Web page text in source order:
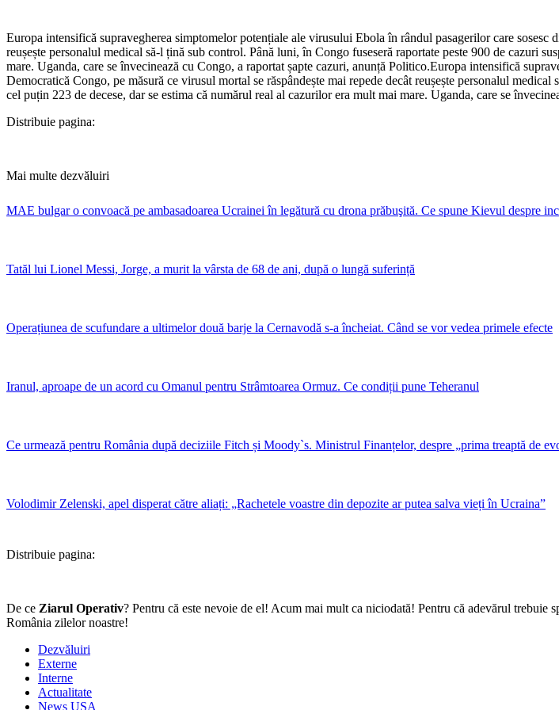
Europa intensifică supravegherea simptomelor potențiale ale virusului Ebola în rândul pasagerilor care
reușește personalul medical să-l țină sub control. Până luni, în Congo fuseseră raportate peste 900 de cazuri
mare. Uganda, care se învecinează cu Congo, a raportat șapte cazuri, anunță Politico.​Europa intensifică
Democratică Congo, pe măsură ce virusul mortal se răspândește mai repede decât reușește personalul
cel puțin 223 de decese, dar se estima că numărul real al cazurilor era mult mai mare. Uganda, care se
Distribuie pagina:
Mai multe dezvăluiri
MAE bulgar o convoacă pe ambasadoarea Ucrainei în legătură cu drona prăbuşită. Ce spune Kievul despre
Tatăl lui Lionel Messi, Jorge, a murit la vârsta de 68 de ani, după o lungă suferință
Operațiunea de scufundare a ultimelor două barje la Cernavodă s-a încheiat. Când se vor vedea primele efecte
Iranul, aproape de un acord cu Omanul pentru Strâmtoarea Ormuz. Ce condiții pune Teheranul
Ce urmează pentru România după deciziile Fitch și Moody`s. Ministrul Finanțelor, despre „prima treaptă de
Volodimir Zelenski, apel disperat către aliați: „Rachetele voastre din depozite ar putea salva vieți în Ucraina”
Distribuie pagina:
De ce Ziarul Operativ? Pentru că este nevoie de el! Acum mai mult ca niciodată! Pentru că adevărul
România zilelor noastre!
Dezvăluiri
Externe
Interne
Actualitate
News USA